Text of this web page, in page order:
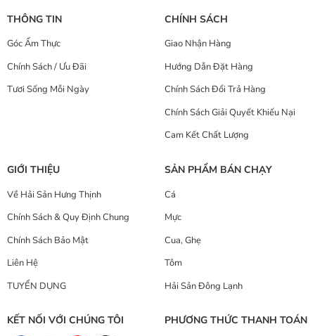
THÔNG TIN
Góc Ẩm Thực
Chính Sách / Ưu Đãi
Tươi Sống Mỗi Ngày
CHÍNH SÁCH
Giao Nhận Hàng
Hướng Dẫn Đặt Hàng
Chính Sách Đổi Trả Hàng
Chính Sách Giải Quyết Khiếu Nại
Cam Kết Chất Lượng
GIỚI THIỆU
Về Hải Sản Hưng Thịnh
Chính Sách & Quy Định Chung
Chính Sách Bảo Mật
Liên Hệ
TUYỂN DỤNG
SẢN PHẨM BÁN CHẠY
Cá
Mực
Cua, Ghẹ
Tôm
Hải Sản Đông Lạnh
KẾT NỐI VỚI CHÚNG TÔI PHƯƠNG THỨC THANH TOÁN